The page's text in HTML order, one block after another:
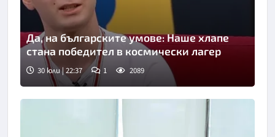
Да, на българските умове: Наше хлапе
стана победител в космически лагер
30 юли | 22:37 1 2089